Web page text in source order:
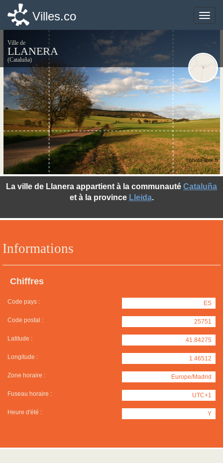
Toggle
Villes.co
Ville de
LLANERA
(Cataluña)
Informations
Chiffres
Code pays : ES
Code postal : 25751
Latitude : 41.84275
Longitude : 1.46512
Zone horaire : Europe/Madrid
Fuseau horaire : UTC+1
Heure d'été : Y
La ville de Llanera appartient à la communauté Cataluña
et à la province Lleida.
©photo-libre.fr
Toggle
Villes.co